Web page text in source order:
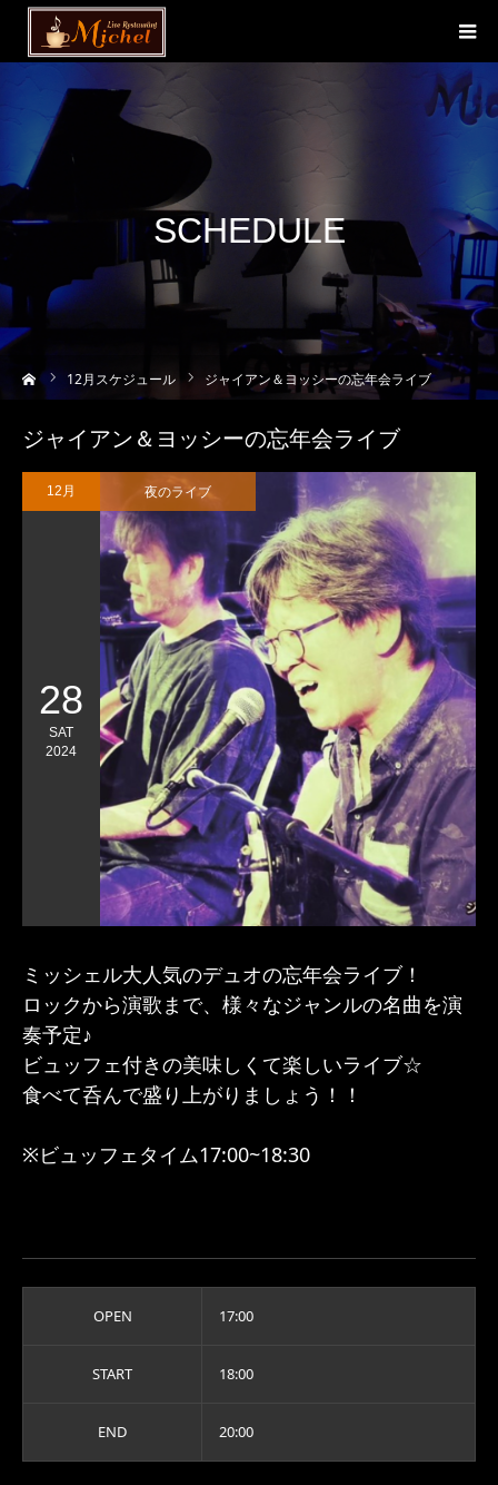
SCHEDULE
12月スケジュール ジャイアン＆ヨッシーの忘年会ライブ
ジャイアン＆ヨッシーの忘年会ライブ
12月
28
SAT
2024
夜のライブ
ミッシェル大人気のデュオの忘年会ライブ！
ロックから演歌まで、様々なジャンルの名曲を演
奏予定♪
ビュッフェ付きの美味しくて楽しいライブ☆
食べて呑んで盛り上がりましょう！！
※ビュッフェタイム17:00~18:30
OPEN 17:00
START 18:00
END 20:00